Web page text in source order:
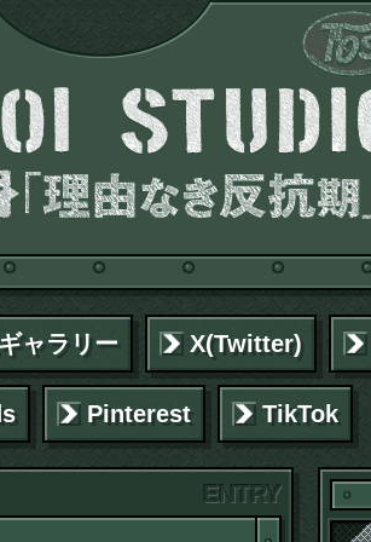
ャラリー X(Twitter)
Pinterest TikTok